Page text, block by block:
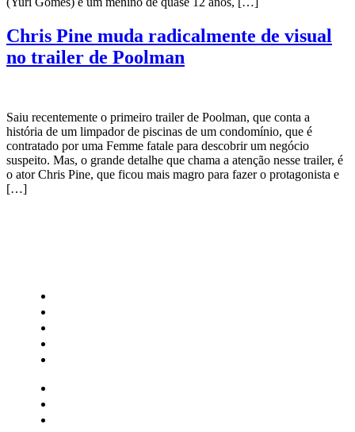
Chris Pine muda radicalmente de visual
no trailer de Poolman
Saiu recentemente o primeiro trailer de Poolman, que conta a
história de um limpador de piscinas de um condomínio, que é
contratado por uma Femme fatale para descobrir um negócio
suspeito. Mas, o grande detalhe que chama a atenção nesse trailer, é
o ator Chris Pine, que ficou mais magro para fazer o protagonista e
[…]